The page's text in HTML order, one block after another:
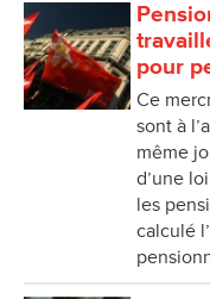
pour
Ce
sont à
même
d’une
les
calculé